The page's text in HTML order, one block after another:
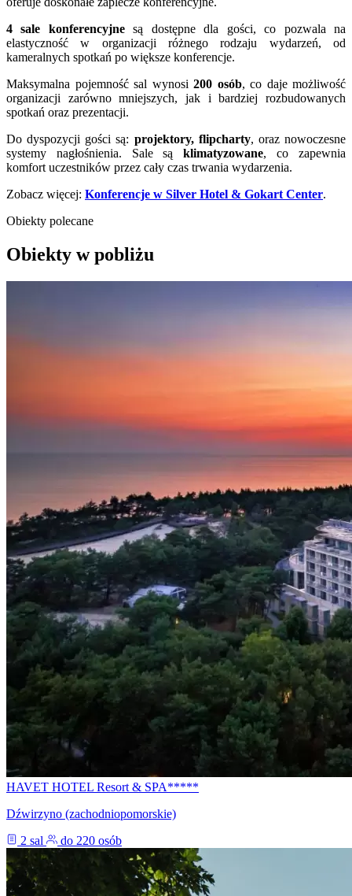
4
sale konferencyjnesą dostępne dla gości, co pozwala na
elastyczność w organizacji różnego rodzaju wydarzeń, od
kameralnych spotkań po większe konferencje.
Maksymalna pojemność sal wynosi 200 osób, co daje możliwość
organizacji zarówno mniejszych, jak i bardziej rozbudowanych
spotkań oraz prezentacji.
Do dyspozycji gości są: projektory, flipcharty, oraz nowoczesne
systemy nagłośnienia. Sale sąklimatyzowane, co zapewnia
komfort uczestników przez cały czas trwania wydarzenia.
Zobacz więcej: Konferencje w Silver Hotel & Gokart Center.
Obiekty polecane
Obiekty w pobliżu
HAVET HOTEL Resort & SPA*****
Dźwirzyno (zachodniopomorskie)
2 sal
do 220 osób